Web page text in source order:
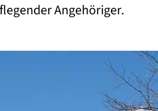
Angehöriger.